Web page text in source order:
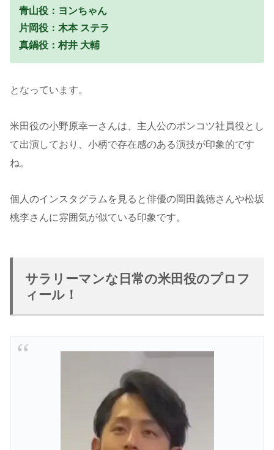
青山役：ヨンちゃん
片岡役：木本 ステラ
真鍋役：村井 大輔
となっています。
米田役の小野原幸一さんは、主人公のポンコツ社員役とし
て出演しており、小柄で存在感のある演技が印象的です
ね。
個人のインスタグラムを見ると俳優の岡田義徳さんや松坂
桃李さんに雰囲気が似ている印象です。
サラリーマンな日常の米田役のプロフ
ィール！